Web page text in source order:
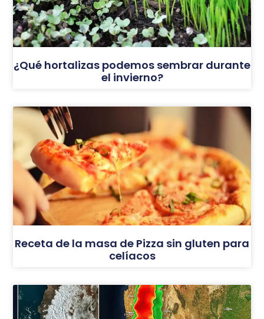
¿Qué hortalizas podemos sembrar durante
el invierno?
Receta de la masa de Pizza sin gluten para
celíacos